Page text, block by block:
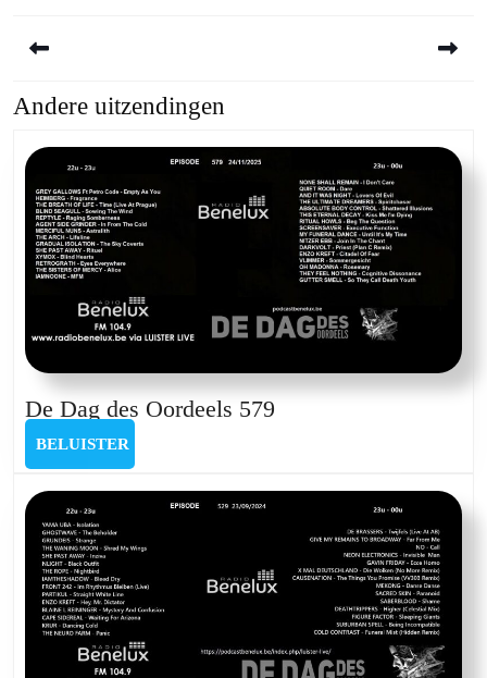
Previous
Andere uitzendingen
De Dag des Oordeels 579
Oordeels
BELUISTER